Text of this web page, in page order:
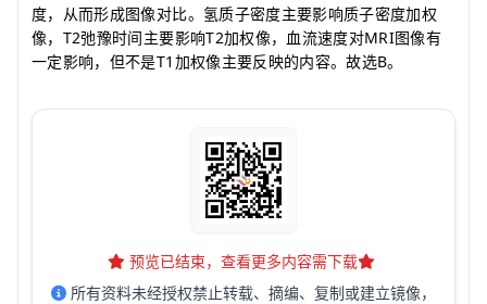
度，从而形成图像对比。氢质子密度主要影响质子密度加权
像， T2弛豫时间主要影响T2加权像，血流速度对MRI图像有
一定影响，但不是T1 加权像主要反映的内容。故选B。
预览已结束，查看更多内容需下载
所有资料未经授权禁止转载、摘编、复制或建立镜像，